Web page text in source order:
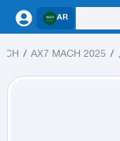
AR
/
AX7 MACH 2025
/